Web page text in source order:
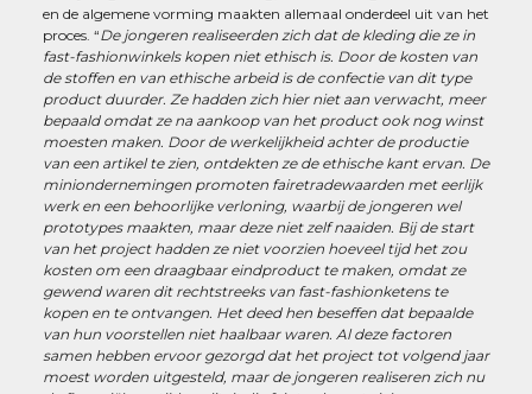
en de algemene vorming maakten allemaal onderdeel uit van het
proces. “De jongeren realiseerden zich dat de kleding die ze in
fast-fashionwinkels kopen niet ethisch is. Door de kosten van
de stoffen en van ethische arbeid is de confectie van dit type
product duurder. Ze hadden zich hier niet aan verwacht, meer
bepaald omdat ze na aankoop van het product ook nog winst
moesten maken. Door de werkelijkheid achter de productie
van een artikel te zien, ontdekten ze de ethische kant ervan. De
miniondernemingen promoten fairetradewaarden met eerlijk
werk en een behoorlijke verloning, waarbij de jongeren wel
prototypes maakten, maar deze niet zelf naaiden. Bij de start
van het project hadden ze niet voorzien hoeveel tijd het zou
kosten om een draagbaar eindproduct te maken, omdat ze
gewend waren dit rechtstreeks van fast-fashionketens te
kopen en te ontvangen. Het deed hen beseffen dat bepaalde
van hun voorstellen niet haalbaar waren. Al deze factoren
samen hebben ervoor gezorgd dat het project tot volgend jaar
moest worden uitgesteld, maar de jongeren realiseren zich nu